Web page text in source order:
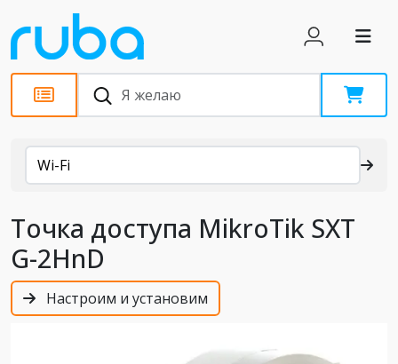
Каталог
Wi-Fi
Точка доступа MikroTik SXT
G-2HnD
Настроим и установим